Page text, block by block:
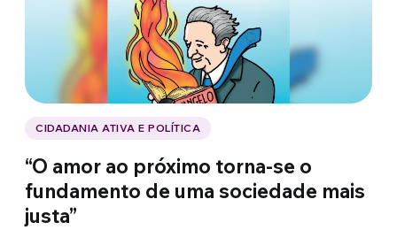
CIDADANIA ATIVA E POLÍTICA
“O amor ao próximo torna-se o
fundamento de uma sociedade mais
justa”